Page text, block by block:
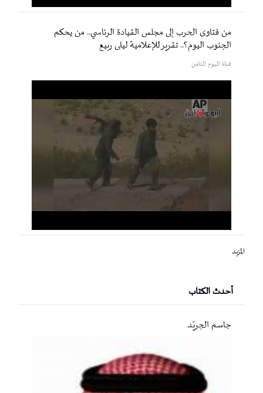
من فتاوى الحرب إلى مجلس القيادة الرئاسي.. من يحكم
الجنوب اليوم؟.. تقرير للإعلامية ليلى ربيع
قناة اليوم الثامن
المزيد
أحدث الكتاب
جاسم الجريّد